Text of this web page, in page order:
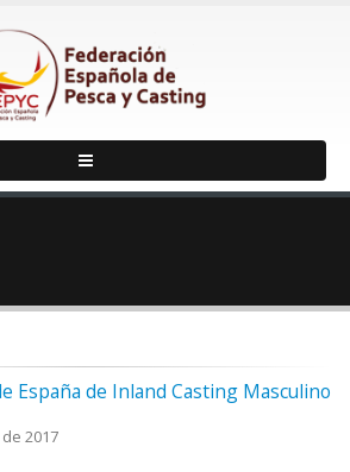
España de Inland Casting Masculino
2017